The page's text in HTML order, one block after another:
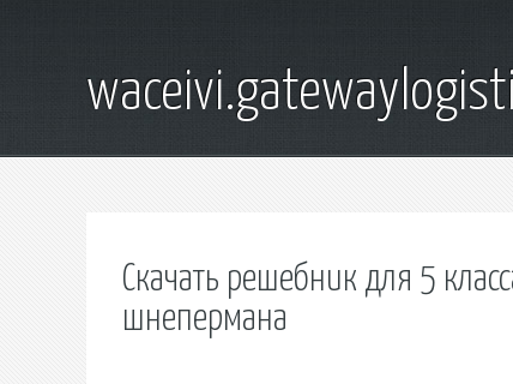
Скачать решебник для 5
шнепермана